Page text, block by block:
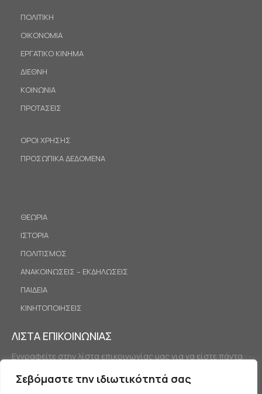
Σεβόμαστε την ιδιωτικότητά σας
ΠΟΛΙΤΙΚΗ
ΟΙΚΟΝΟΜΙΑ
ΕΡΓΑΤΙΚΟ ΚΙΝΗΜΑ
ΔΙΕΘΝΗ
ΚΟΙΝΩΝΙΑ
ΠΡΟΤΑΣΕΙΣ
ΟΡΟΙ ΧΡΗΣΗΣ
ΠΡΟΣΩΠΙΚΑ ΔΕΔΟΜΕΝΑ
ΘΕΩΡΙΑ
ΙΣΤΟΡΙΑ
ΠΟΛΙΤΙΣΜΟΣ
ΑΝΑΚΟΙΝΩΣΕΙΣ – ΕΚΔΗΛΩΣΕΙΣ
ΠΑΙΔΕΙΑ
ΚΙΝΗΤΟΠΟΙΗΣΕΙΣ
ΛΙΣΤΑ ΕΠΙΚΟΙΝΩΝΙΑΣ
Εγγραφείτε στην λίστα επικοινωνίας μας για να είστε πάντα